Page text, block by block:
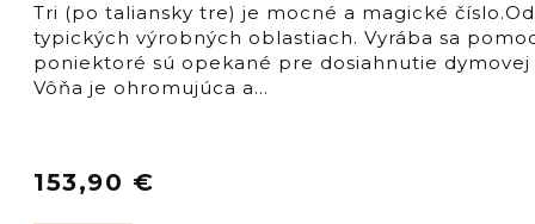
Tri (po taliansky tre) je mocné a magické
typických výrobných oblastiach. Vyrába sa
poniektoré sú opekané pre dosiahnutie
Vôňa je ohromujúca a…
153,90 €